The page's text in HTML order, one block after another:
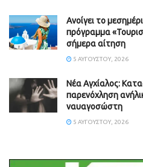
Ανοίγει το
πρόγραμμα
σήμερα αίτηση
5 ΑΥΓΟΎΣΤΟΥ, 2026
Νέα Αγχίαλος:
παρενόχληση
ναυαγοσώστη
5 ΑΥΓΟΎΣΤΟΥ, 2026